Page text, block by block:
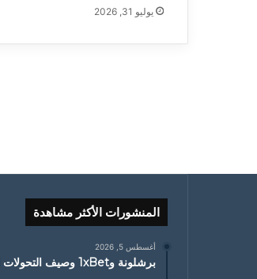
يوليو 31, 2026
المنشورات الأكثر مشاهدة
أغسطس 5, 2026
برشلونة و1xBet وصيف التحولات الكبرى: كيف ترسم الانتقالات ملامح الموسم الجديد